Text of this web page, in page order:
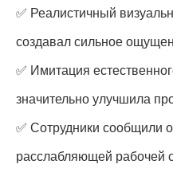
✅ Реалистичный
создавал сильное
✅ Имитация
значительно улучшила
✅ Сотрудники сообщили
расслабляющей рабочей